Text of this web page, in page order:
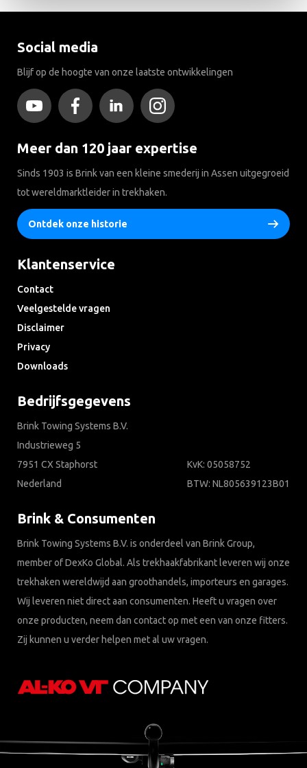
Social media
Blijf op de hoogte van onze laatste ontwikkelingen
Meer dan 120 jaar expertise
Sinds 1903 is Brink van een kleine smederij in Assen uitgegroeid
tot wereldmarktleider in trekhaken.
Ontdek onze historie
Klantenservice
Contact
Veelgestelde vragen
Disclaimer
Privacy
Downloads
Bedrijfsgegevens
Brink Towing Systems B.V.
Industrieweg 5
7951 CX Staphorst
Nederland
KvK: 05058752
BTW: NL805639123B01
Brink & Consumenten
Brink Towing Systems B.V. is onderdeel van Brink Group,
member of DexKo Global. Als trekhaakfabrikant leveren wij onze
trekhaken wereldwijd aan groothandels, importeurs en garages.
Wij leveren niet direct aan consumenten. Heeft u vragen over
onze producten, neem dan contact op met een van onze fitters.
Zij kunnen u verder helpen met al uw vragen.